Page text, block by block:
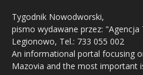
Tygodnik Nowodworski,
pismo wydawane przez: "Agencja
Legionowo, Tel.: 733 055 002
An informational portal focusing
Mazovia and the most important